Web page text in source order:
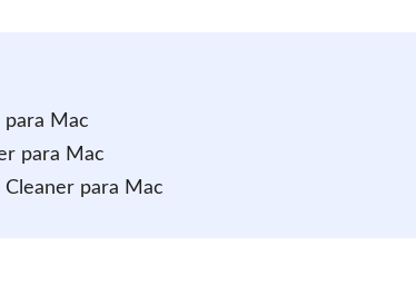
para Mac
para Mac
para Mac